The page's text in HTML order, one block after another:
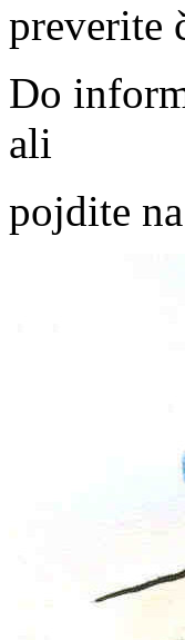
preverite
Do
ali
pojdite na